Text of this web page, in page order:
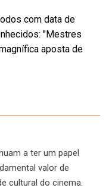
com data de
"Mestres
aposta de
a ter um papel
valor de
cultural do cinema.